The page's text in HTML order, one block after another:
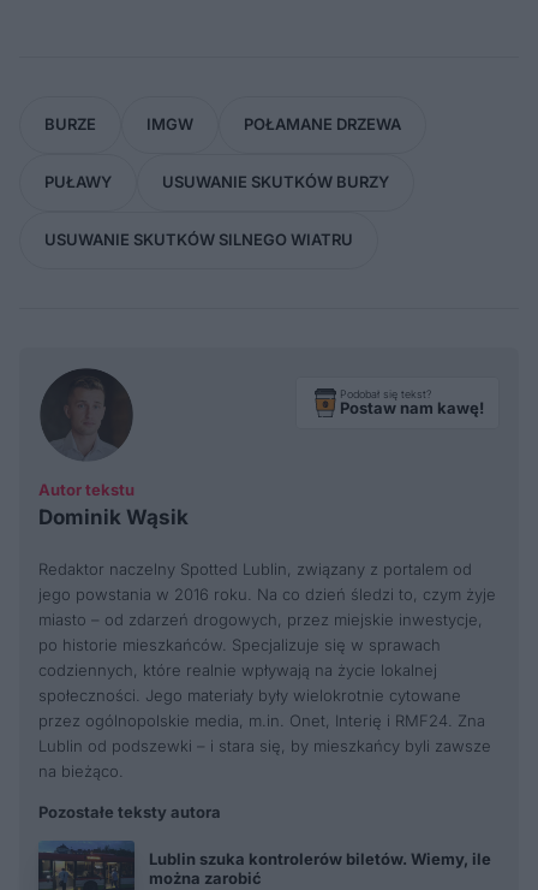
BURZE IMGW POŁAMANE DRZEWA
PUŁAWY USUWANIE SKUTKÓW BURZY
USUWANIE SKUTKÓW SILNEGO WIATRU
Autor tekstu
Dominik Wąsik
Podobał się tekst?
Postaw nam kawę!
Redaktor naczelny Spotted Lublin, związany z portalem od
jego powstania w 2016 roku. Na co dzień śledzi to, czym żyje
miasto – od zdarzeń drogowych, przez miejskie inwestycje,
po historie mieszkańców. Specjalizuje się w sprawach
codziennych, które realnie wpływają na życie lokalnej
społeczności. Jego materiały były wielokrotnie cytowane
przez ogólnopolskie media, m.in. Onet, Interię i RMF24. Zna
Lublin od podszewki – i stara się, by mieszkańcy byli zawsze
na bieżąco.
Pozostałe teksty autora
Lublin szuka kontrolerów biletów. Wiemy, ile
można zarobić